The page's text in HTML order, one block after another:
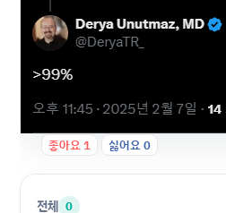
좋아요1 싫어요0
전체 0